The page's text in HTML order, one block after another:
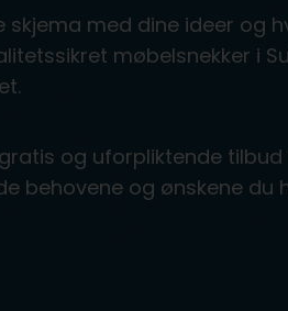
skjema med dine ideer og
møbelsnekker i
og uforpliktende tilbud
behovene og ønskene du